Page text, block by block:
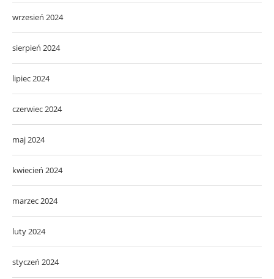
wrzesień 2024
sierpień 2024
lipiec 2024
czerwiec 2024
maj 2024
kwiecień 2024
marzec 2024
luty 2024
styczeń 2024